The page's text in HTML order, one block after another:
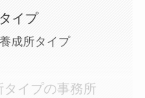
イプ
成所タイプ
タイプの事務所